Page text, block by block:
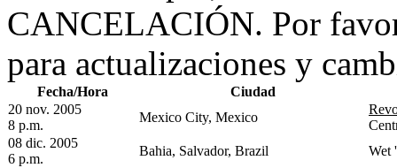
CANCELACIÓN. Por
para actualizaciones y
Fecha/Hora
Ciudad
20 nov. 2005
8 p.m.
Mexico City, Mexico
08 dic. 2005
6 p.m.
Bahia, Salvador, Brazil
Wet